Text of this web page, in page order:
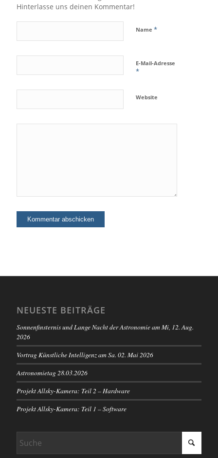
Hinterlasse uns deinen Kommentar!
Name *
E-Mail-Adresse
*
Website
NEUESTE BEITRÄGE
Sonnenfinsternis und Lange Nacht der Astronomie am Mi, 12. Aug.
2026
Vortrag Künstliche Intelligenz am Sa. 02. Mai 2026
Astronomietag 28.03.2026
Projekt Allsky-Kamera: Teil 2 – Hardware
Projekt Allsky-Kamera: Teil 1 – Software